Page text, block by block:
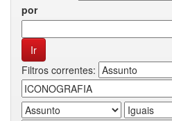
por
Filtros correntes: